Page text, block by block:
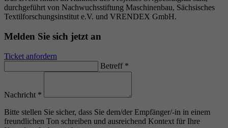
durchgeführt von Nachwuchsstiftung Maschinenbau, Sächsisches
Textilforschungsinstitut e.V. und VRENDEX GmbH.
Melden Sie sich jetzt an
Ticket anfordern
Betreff *
Nachricht *
Bitte stellen Sie sicher, dass Sie dem/der Empfänger/-in in einem
freundlichen Ton schreiben und ausreichend Kontext für Ihre